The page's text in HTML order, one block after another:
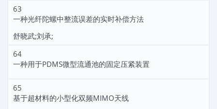
63
一种光纤陀螺中整流误差的实时补偿方法
舒晓武;刘承;
64
一种用于PDMS微型流通池的固定压紧装置
65
基于超材料的小型化双频MIMO天线